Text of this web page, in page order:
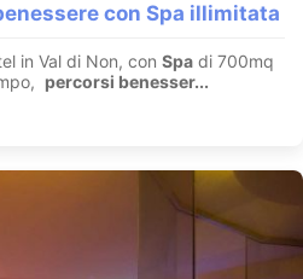
con Spa illimitata
in Val di Non, con Spa di 700mq
percorsi benesser...